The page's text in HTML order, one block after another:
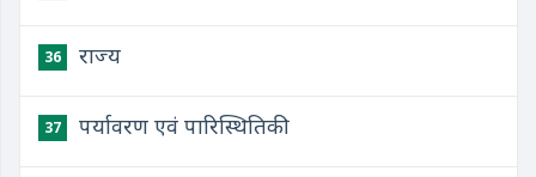
36 राज्य
37 पर्यावरण एवं पारिस्थितिकी